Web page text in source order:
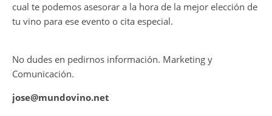
cual te podemos asesorar a la hora de la mejor elección de
tu vino para ese evento o cita especial.
No dudes en pedirnos información. Marketing y
Comunicación.
jose@mundovino.net